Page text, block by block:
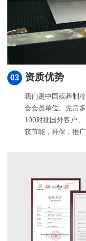
03 资质优势
我们是中国殡葬制
会会员单位。先后
100对批国外客户
获节能，环保，推广